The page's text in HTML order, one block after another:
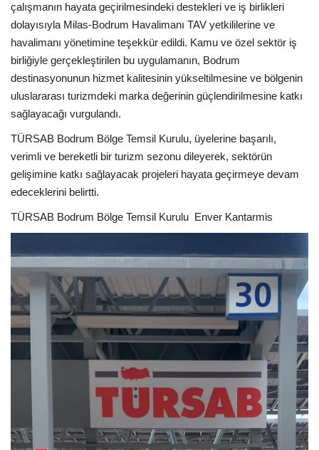
çalışmanın hayata geçirilmesindeki destekleri ve iş birlikleri
dolayısıyla Milas-Bodrum Havalimanı TAV yetkililerine ve
havalimanı yönetimine teşekkür edildi. Kamu ve özel sektör iş
birliğiyle gerçekleştirilen bu uygulamanın, Bodrum
destinasyonunun hizmet kalitesinin yükseltilmesine ve bölgenin
uluslararası turizmdeki marka değerinin güçlendirilmesine katkı
sağlayacağı vurgulandı.
TÜRSAB Bodrum Bölge Temsil Kurulu, üyelerine başarılı,
verimli ve bereketli bir turizm sezonu dileyerek, sektörün
gelişimine katkı sağlayacak projeleri hayata geçirmeye devam
edeceklerini belirtti.
TÜRSAB Bodrum Bölge Temsil Kurulu Enver Kantarmis